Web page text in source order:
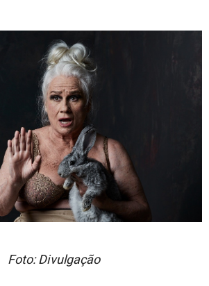
Foto: Divulgação